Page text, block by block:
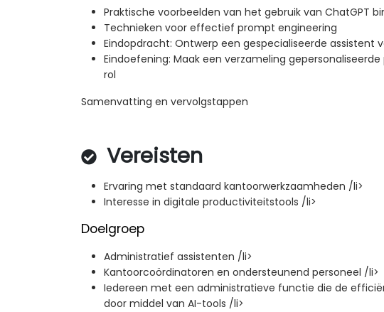
Praktische voorbeelden van het gebruik van ChatGPT
Technieken voor effectief prompt engineering
Eindopdracht: Ontwerp een gespecialiseerde assistent
Eindoefening: Maak een verzameling
rol
Samenvatting en vervolgstappen
Vereisten
Ervaring met standaard kantoorwerkzaamheden /li>
Interesse in digitale productiviteitstools /li>
Doelgroep
Administratief assistenten /li>
Kantoorcoördinatoren en ondersteunend personeel /li>
Iedereen met een administratieve functie die de
door middel van AI-tools /li>